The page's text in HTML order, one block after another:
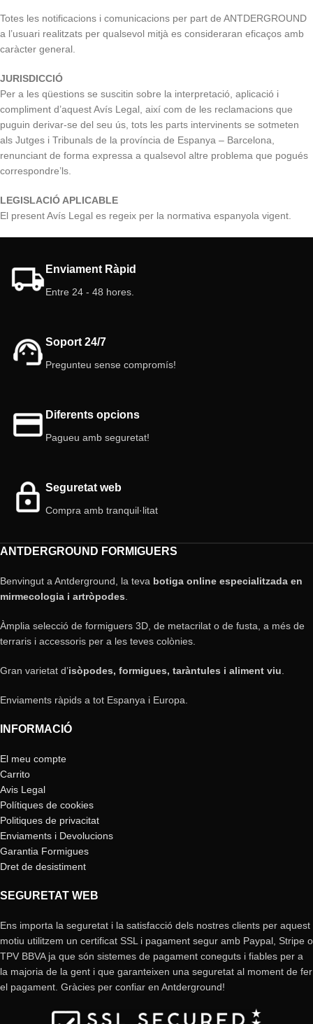
Totes les notificacions i comunicacions per part de ANTDERGROUND
a l’usuari realitzats per qualsevol mitjà es consideraran eficaços amb
caràcter general.
JURISDICCIÓ
Per a les qüestions se suscitin sobre la interpretació, aplicació i
compliment d’aquest Avís Legal, així com de les reclamacions que
puguin derivar-se del seu ús, tots les parts intervinents se sotmeten
als Jutges i Tribunals de la província de Espanya – Barcelona,
renunciant de forma expressa a qualsevol altre problema que pogués
correspondre’ls.
LEGISLACIÓ APLICABLE
El present Avís Legal es regeix per la normativa espanyola vigent.
Enviament Ràpid
Entre 24 - 48 hores.
Soport 24/7
Pregunteu sense compromís!
Diferents opcions
Pagueu amb seguretat!
Seguretat web
Compra amb tranquil·litat
ANTDERGROUND FORMIGUERS
Benvingut a Antderground, la teva botiga online especialitzada en
mirmecologia i artròpodes
Àmplia selecció de formiguers 3D, de metacrilat o de fusta, a més de
terraris i accessoris per a les teves colònies.
Gran varietat d’isòpodes, formigues, taràntules i aliment viu
Enviaments ràpids a tot Espanya i Europa.
INFORMACIÓ
El meu compte
Carrito
Avis Legal
Polítiques de cookies
Politiques de privacitat
Enviaments i Devolucions
Garantia Formigues
Dret de desistiment
SEGURETAT WEB
Ens importa la seguretat i la satisfacció dels nostres clients per aquest
motiu utilitzem un certificat SSL i pagament segur amb Paypal, Stripe o
TPV BBVA ja que són sistemes de pagament coneguts i fiables per a
la majoria de la gent i que garanteixen una seguretat al moment de fer
el pagament. Gràcies per confiar en Antderground!